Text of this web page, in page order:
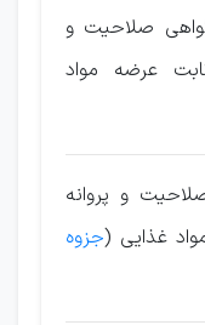
ی صلاحیت و
عرضه مواد
یت و پروانه
غذایی (جزوه